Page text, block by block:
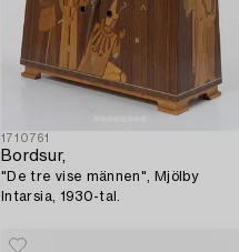
1710761
Bordsur,
"De tre vise männen", Mjölby
Intarsia, 1930-tal.